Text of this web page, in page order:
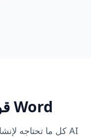
ميزات AI قوية لـ Word
كل ما تحتاجه لإنشاء مستندات احترافية مع مساعدة AI